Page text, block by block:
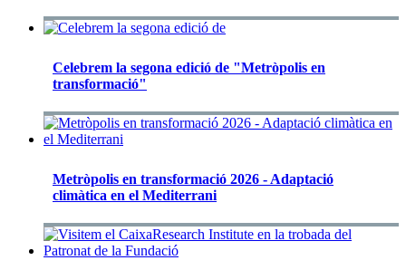
Celebrem la segona edició de "Metròpolis en
transformació"
Metròpolis en transformació 2026 - Adaptació
climàtica en el Mediterrani